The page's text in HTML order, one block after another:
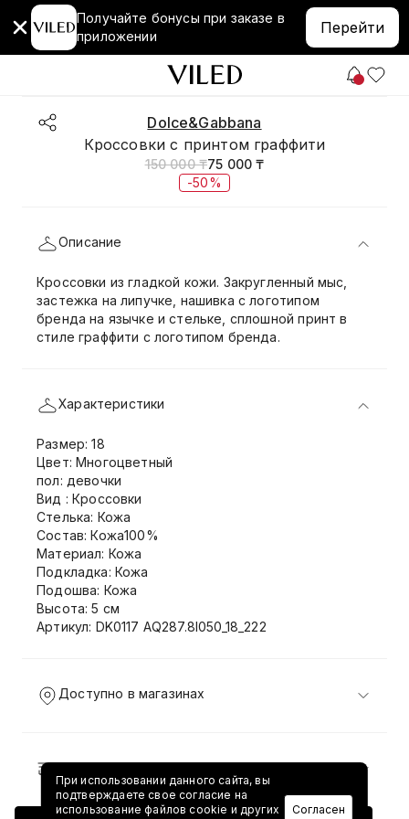
Получайте бонусы при заказе в
приложении
Перейти
Dolce&Gabbana
Кроссовки с принтом граффити
150 000 ₸75 000 ₸
-50%
Описание
Кроссовки из гладкой кожи. Закругленный мыс,
застежка на липучке, нашивка с логотипом
бренда на язычке и стельке, сплошной принт в
стиле граффити с логотипом бренда.
Характеристики
Размер: 18
Цвет: Многоцветный
пол: девочки
Вид : Кроссовки
Стелька: Кожа
Состав: Кожа100%
Материал: Кожа
Подкладка: Кожа
Подошва: Кожа
Высота: 5 см
Артикул: DK0117 AQ287.8I050_18_222
Доступно в магазинах
Доставка и возврат
При использовании данного сайта, вы
подтверждаете свое согласие на
использование файлов cookie и других
Согласен